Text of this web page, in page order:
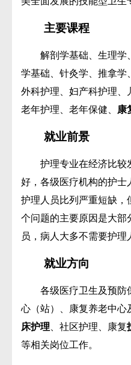
主要课程
解剖学基础、生理学
学基础、针灸学、推拿学、
外科护理、妇产科护理、
老年护理、老年保健、
康
就业前景
护理专业在经济比较
好，各级医疗机构的护士
护理人员比列严重短缺，
个问题的主要原因是大部
员，病人大多不需要护理
就业方向
各级医疗卫生及预防
心（站）、康复养老中心
床护理 、社区护理、康复
等相关岗位工作。